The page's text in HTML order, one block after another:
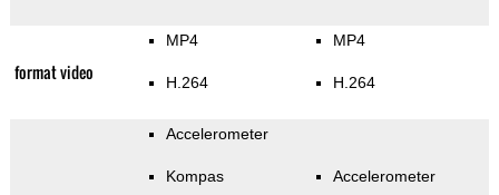
format video
MP4
H.264
MP4
H.264
Accelerometer
Kompas Accelerometer